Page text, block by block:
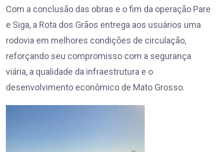
Com a conclusão das obras e o fim da operação Pare
e Siga, a Rota dos Grãos entrega aos usuários uma
rodovia em melhores condições de circulação,
reforçando seu compromisso com a segurança
viária, a qualidade da infraestrutura e o
desenvolvimento econômico de Mato Grosso.